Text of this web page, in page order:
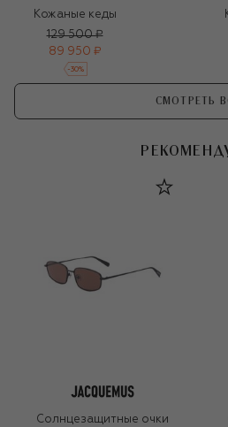
Кожаные кеды
129 500 ₽
89 950 ₽
-30%
СМОТРЕТЬ
Солнцезащитные очки